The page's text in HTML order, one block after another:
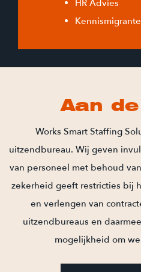
HR Advies
Aan
Works Smart Staffing
uitzendbureau. Wij geven
van personeel met behoud
zekerheid geeft restricties bij
en verlengen van
uitzendbureaus en
mogelijkheid om